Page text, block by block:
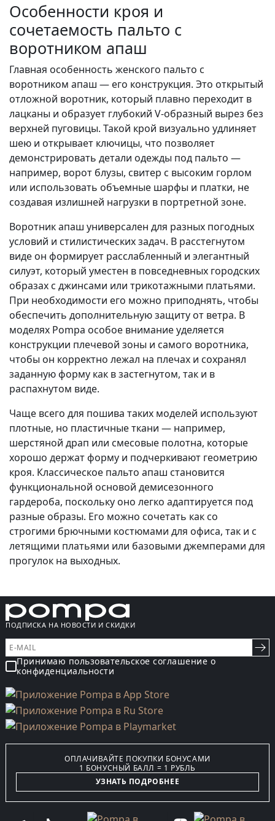
Особенности кроя и
сочетаемость пальто с
воротником апаш
Главная особенность женского пальто с
воротником апаш — его конструкция. Это открытый
отложной воротник, который плавно переходит в
лацканы и образует глубокий V-образный вырез без
верхней пуговицы. Такой крой визуально удлиняет
шею и открывает ключицы, что позволяет
демонстрировать детали одежды под пальто —
например, ворот блузы, свитер с высоким горлом
или использовать объемные шарфы и платки, не
создавая излишней нагрузки в портретной зоне.
Воротник апаш универсален для разных погодных
условий и стилистических задач. В расстегнутом
виде он формирует расслабленный и элегантный
силуэт, который уместен в повседневных городских
образах с джинсами или трикотажными платьями.
При необходимости его можно приподнять, чтобы
обеспечить дополнительную защиту от ветра. В
моделях Pompa особое внимание уделяется
конструкции плечевой зоны и самого воротника,
чтобы он корректно лежал на плечах и сохранял
заданную форму как в застегнутом, так и в
распахнутом виде.
Чаще всего для пошива таких моделей используют
плотные, но пластичные ткани — например,
шерстяной драп или смесовые полотна, которые
хорошо держат форму и подчеркивают геометрию
кроя. Классическое пальто апаш становится
функциональной основой демисезонного
гардероба, поскольку оно легко адаптируется под
разные образы. Его можно сочетать как со
строгими брючными костюмами для офиса, так и с
летящими платьями или базовыми джемперами для
прогулок на выходных.
ПОДПИСКА НА НОВОСТИ И СКИДКИ
Принимаю пользовательское соглашение о
конфиденциальности
ОПЛАЧИВАЙТЕ ПОКУПКИ БОНУСАМИ
1 БОНУСНЫЙ БАЛЛ = 1 РУБЛЬ
УЗНАТЬ ПОДРОБНЕЕ